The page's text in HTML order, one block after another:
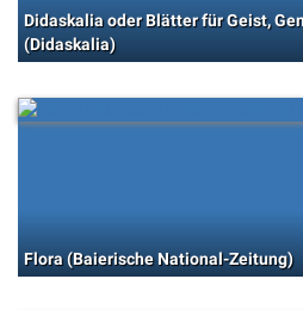
Didaskalia oder Blätter für Geist,
(Didaskalia)
Flora (Baierische National-Zeitung)